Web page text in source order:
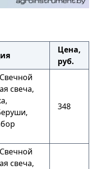
Цена,
руб.
свеча,
348
свеча,